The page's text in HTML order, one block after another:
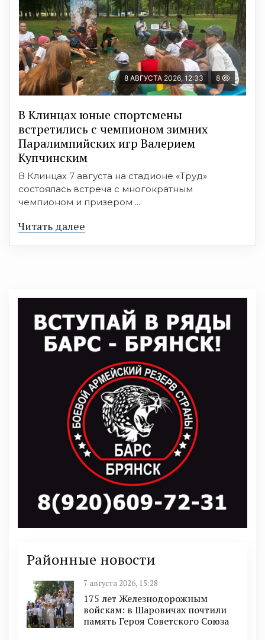
8 АВГУСТА 2026, 12:33 8
В Клинцах юные спортсмены
встретились с чемпионом зимних
Паралимпийских игр Валерием
Купчинским
В Клинцах 7 августа на стадионе «Труд»
состоялась встреча с многократным
чемпионом и призером ...
Читать далее
Районные новости
7 августа 2026, 15:28
175 лет Железнодорожным
войскам: в Шаровичах почтили
память Героя Советского Союза